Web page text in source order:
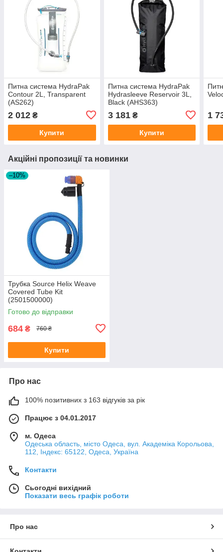
Питна система HydraPak
Contour 2L, Transparent
(AS262)
2 012 ₴
Купити
Питна система HydraPak
Hydrasleeve Reservoir 3L,
Black (AHS363)
3 181₴
Купити
1
Акційні пропозиції та новинки
–10%
Трубка Source Helix Weave
Covered Tube Kit
(2501500000)
Готово до відправки
684 ₴ 760 ₴
Купити
Про нас
100% позитивних з 163 відгуків за рік
Працює з 04.01.2017
м. Одеса
Одеська область, місто Одеса, вул. Академіка Корольова,
112, Індекс: 65122, Одеса, Україна
Контакти
Сьогодні вихідний
Показати весь графік роботи
Про нас